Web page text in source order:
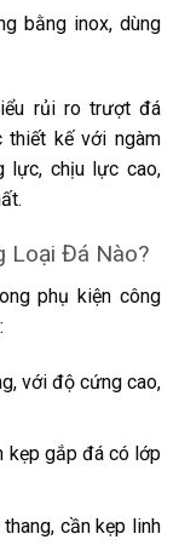
bằng inox, dùng
rủi ro trượt đá
thiết kế với ngàm
lực, chịu lực cao,
Loại Đá Nào?
phụ kiện công
với độ cứng cao,
kẹp gắp đá có lớp
cần kẹp linh